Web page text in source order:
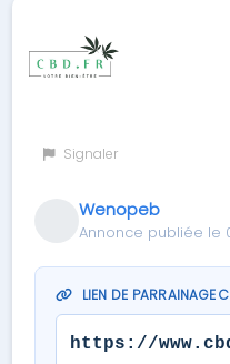
Signaler
Wenopeb
Annonce publiée le
LIEN DE PARRAINAGE
https://